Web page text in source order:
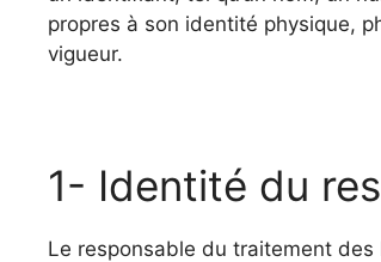
propres à son identité physique,
vigueur.
1- Identité du
Le responsable du traitement des